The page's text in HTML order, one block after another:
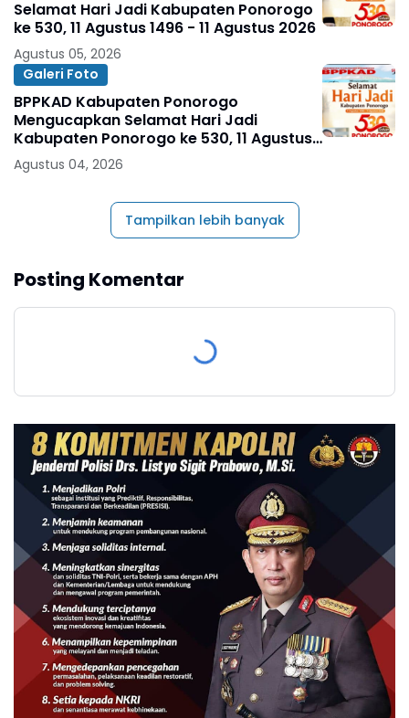
Selamat Hari Jadi Kabupaten Ponorogo
ke 530, 11 Agustus 1496 - 11 Agustus 2026
Agustus 05, 2026
Galeri Foto
BPPKAD Kabupaten Ponorogo
Mengucapkan Selamat Hari Jadi
Kabupaten Ponorogo ke 530, 11 Agustus
1496 - 11 Agustus 2026
Agustus 04, 2026
Tampilkan lebih banyak
Posting Komentar